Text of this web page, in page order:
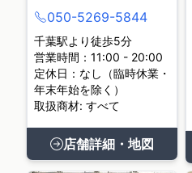
050-5269-5844
千葉駅より徒歩5分
営業時間：11:00 - 20:00
定休日：なし（臨時休業・
年末年始を除く）
取扱商材: すべて
店舗詳細・地図